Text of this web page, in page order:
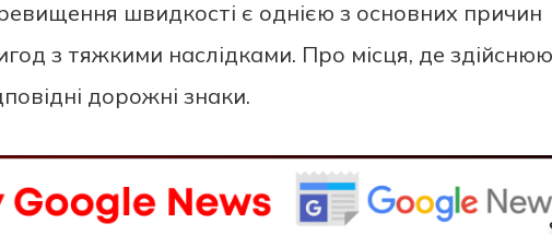
швидкості є однією з основних причин
з тяжкими наслідками. Про місця, де
дорожні знаки.